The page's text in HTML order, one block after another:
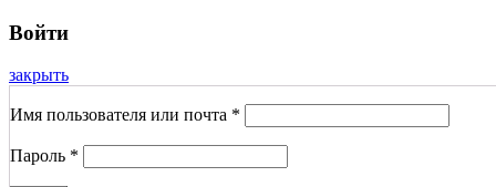
Войти
закрыть
Имя пользователя или почта *
Пароль *